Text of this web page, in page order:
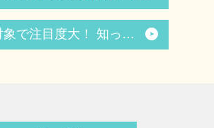
補助金対象で注目度大！ 知っておきたい内窓リフォームのメリット・デメリットから体験談まで